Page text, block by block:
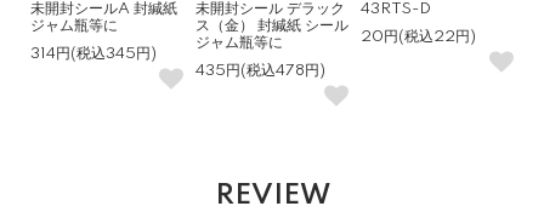
未開封シールA 封緘紙
ジャム瓶等に
314円(税込345円)
未開封シール デラック
ス（金） 封緘紙 シール
ジャム瓶等に
435円(税込478円)
43RTS-D
20円(税込22円)
REVIEW